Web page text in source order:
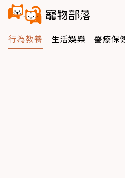
行為教養 生活娛樂 醫療保